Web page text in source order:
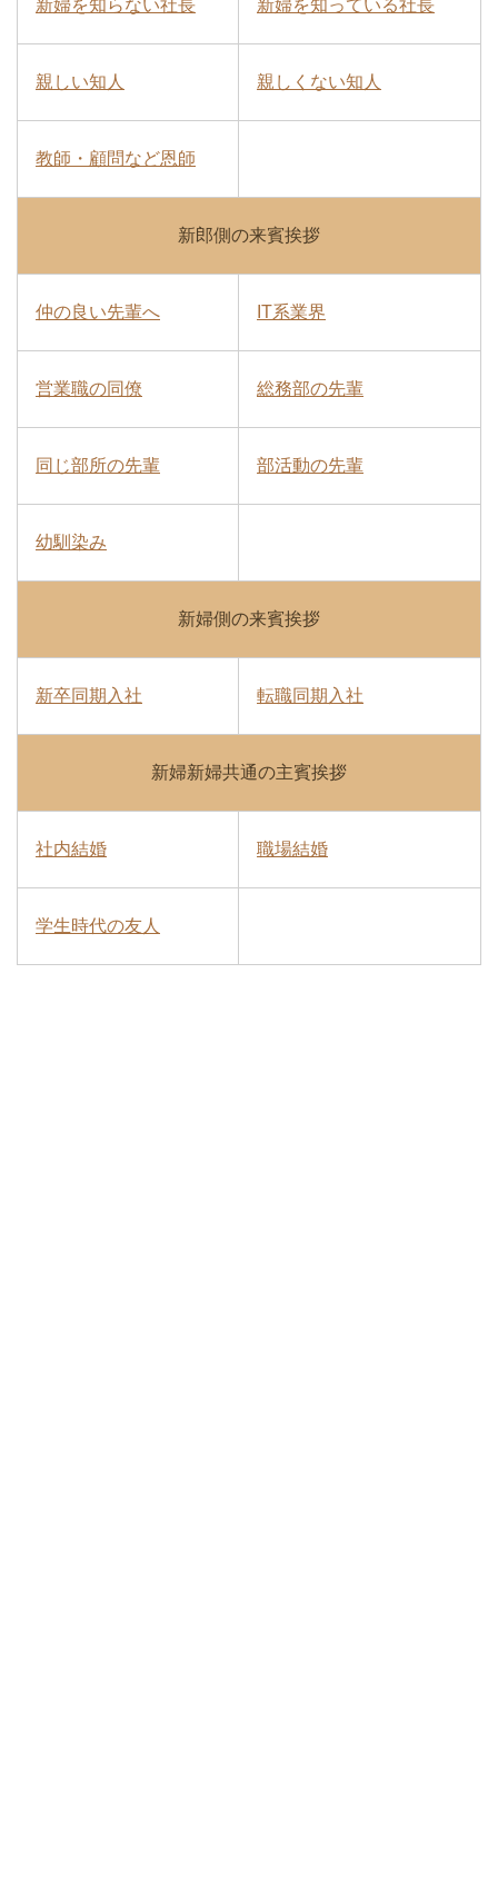
新婦を知らない社長 新婦を知っている社長
親しい知人 親しくない知人
教師・顧問など恩師
新郎側の来賓挨拶
仲の良い先輩へ IT系業界
営業職の同僚 総務部の先輩
同じ部所の先輩 部活動の先輩
幼馴染み
新婦側の来賓挨拶
新卒同期入社 転職同期入社
新婦新婦共通の主賓挨拶
社内結婚 職場結婚
学生時代の友人